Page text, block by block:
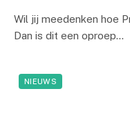
Wil jij meedenken hoe
Dan is dit een oproep…
NIEUWS